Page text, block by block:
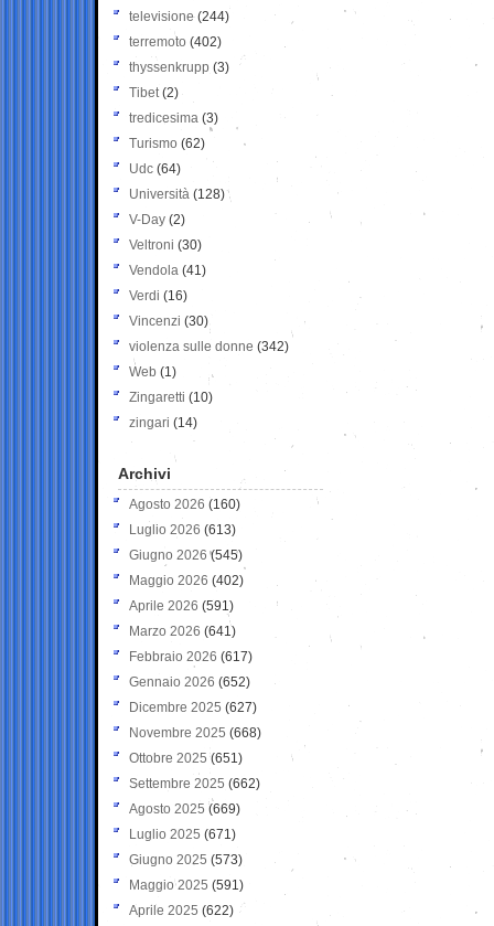
televisione(244)
terremoto (402)
thyssenkrupp (3)
Tibet(2)
tredicesima (3)
Turismo (62)
Udc (64)
Università (128)
V-Day (2)
Veltroni (30)
Vendola (41)
Verdi (16)
Vincenzi (30)
violenza sulle donne (342)
Web (1)
Zingaretti (10)
zingari (14)
Archivi
Agosto 2026 (160)
Luglio 2026 (613)
Giugno 2026 (545)
Maggio 2026 (402)
Aprile 2026 (591)
Marzo 2026 (641)
Febbraio 2026 (617)
Gennaio 2026 (652)
Dicembre 2025 (627)
Novembre 2025 (668)
Ottobre 2025 (651)
Settembre 2025 (662)
Agosto 2025 (669)
Luglio 2025 (671)
Giugno 2025 (573)
Maggio 2025 (591)
Aprile 2025 (622)